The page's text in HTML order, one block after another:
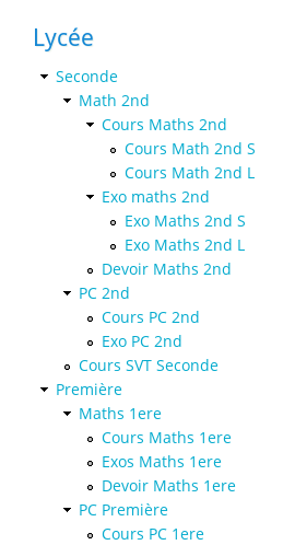
Lycée
Seconde
Math 2nd
Cours Maths 2nd
Cours Math 2nd S
Cours Math 2nd L
Exo maths 2nd
Exo Maths 2nd S
Exo Maths 2nd L
Devoir Maths 2nd
PC 2nd
Cours PC 2nd
Exo PC 2nd
Cours SVT Seconde
Première
Maths 1ere
Cours Maths 1ere
Exos Maths 1ere
Devoir Maths 1ere
PC Première
Cours PC 1ere